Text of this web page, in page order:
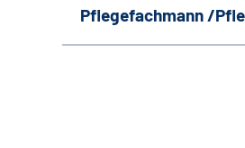
Pflegefachmann /